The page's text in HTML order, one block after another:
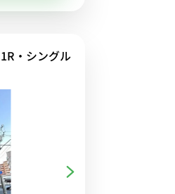
・シングル